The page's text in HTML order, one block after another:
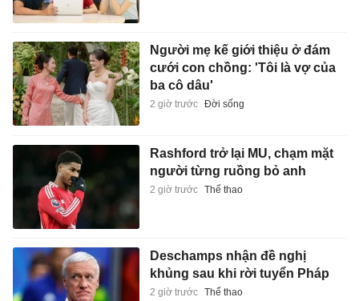
Người mẹ kế giới thiệu ở đám
cưới con chồng: 'Tôi là vợ của
ba cô dâu'
2 giờ trước Đời sống
Rashford trở lại MU, chạm mặt
người từng ruồng bỏ anh
2 giờ trước Thể thao
Deschamps nhận đề nghị
khủng sau khi rời tuyển Pháp
2 giờ trước Thể thao